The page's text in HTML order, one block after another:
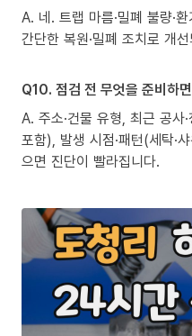
A. 네. 트랩 마름·밀폐 불량·
간단한 복원·밀폐 조치로 개
Q10. 점검 전 무엇을 준비하
A. 주소·건물 유형, 최근 공사
포함), 발생 시점·패턴(세탁·
으면 진단이 빨라집니다.